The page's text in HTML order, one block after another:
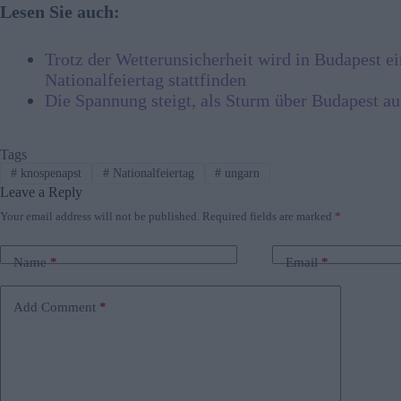
Lesen Sie auch:
Trotz der Wetterunsicherheit wird in Budapest
Nationalfeiertag stattfinden
Die Spannung steigt, als Sturm über Budapest
Tags
#knospenapst #Nationalfeiertag # ungarn
Leave a Reply
Your email address will not be published. Required fields are marked *
Name* Email*
Add Comment *